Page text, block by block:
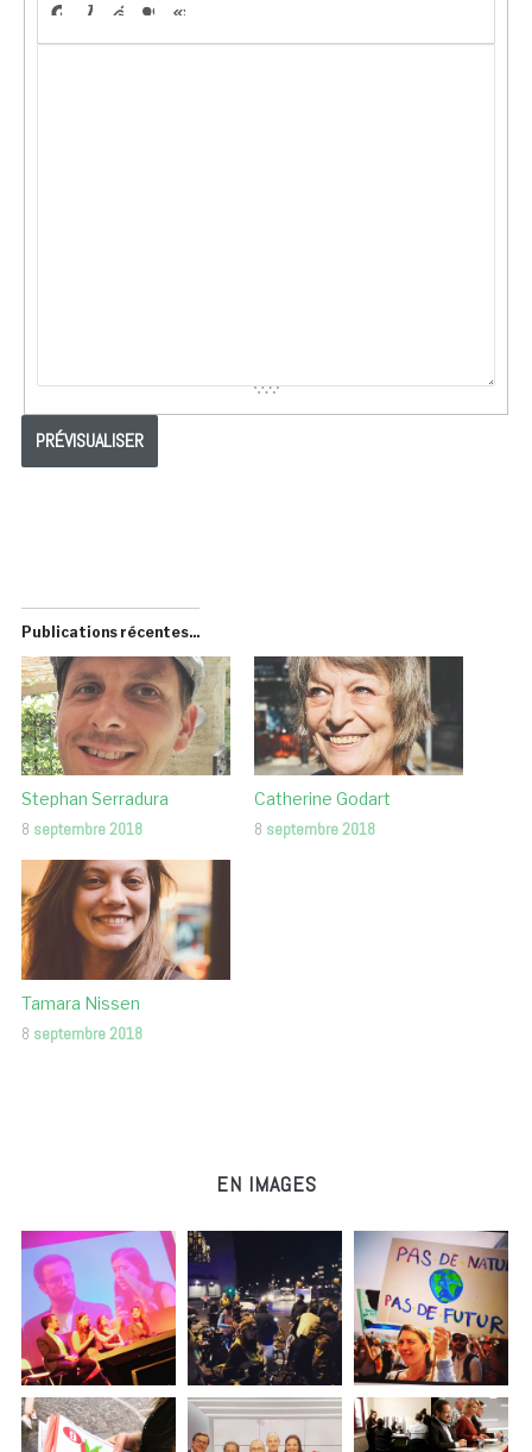
Publications récentes...
Stephan Serradura
8 septembre 2018
Catherine Godart
8 septembre 2018
Tamara Nissen
8 septembre 2018
EN IMAGES